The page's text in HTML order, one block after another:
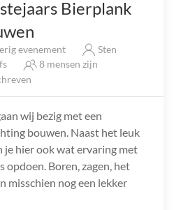
Bierplank
evenement
Sten
8 mensen zijn
wij bezig met een
bouwen. Naast het leuk
je hier ook wat ervaring met
opdoen. Boren, zagen, het
misschien nog een lekker